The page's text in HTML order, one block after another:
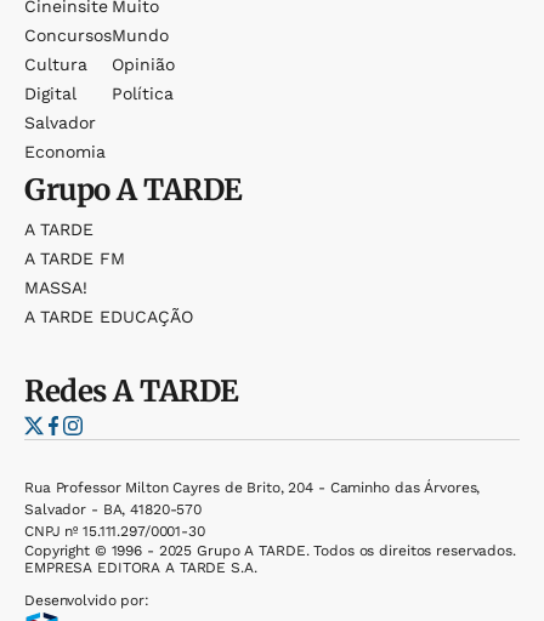
Cineinsite
Concursos
Cultura
Digital
Salvador
Economia
Muito
Mundo
Opinião
Política
GrupoA TARDE
A TARDE
A TARDE FM
MASSA!
A TARDE EDUCAÇÃO
RedesA TARDE
Rua Professor Milton Cayres de Brito, 204 - Caminho das Árvores,
Salvador - BA, 41820-570
CNPJ nº 15.111.297/0001-30
Copyright © 1996 - 2025 Grupo A TARDE. Todos os direitos reservados.
EMPRESA EDITORA A TARDE S.A.
Desenvolvido por: